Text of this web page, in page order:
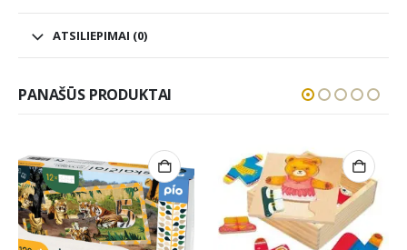
ATSILIEPIMAI (0)
PANAŠŪS PRODUKTAI
NETURIME